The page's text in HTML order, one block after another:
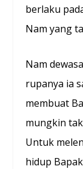
berlaku
Nam yang
Nam
rupanya ia
membuat
mungkin
Untuk
hidup